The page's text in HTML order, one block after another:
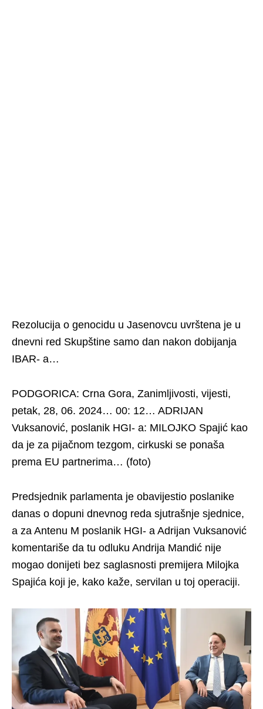
Rezolucija o genocidu u Jasenovcu uvrštena je u
dnevni red Skupštine samo dan nakon dobijanja
IBAR- a…
PODGORICA: Crna Gora, Zanimljivosti, vijesti,
petak, 28, 06. 2024… 00: 12… ADRIJAN
Vuksanović, poslanik HGI- a: MILOJKO Spajić kao
da je za pijačnom tezgom, cirkuski se ponaša
prema EU partnerima… (foto)
Predsjednik parlamenta je obavijestio poslanike
danas o dopuni dnevnog reda sjutrašnje sjednice,
a za Antenu M poslanik HGI- a Adrijan Vuksanović
komentariše da tu odluku Andrija Mandić nije
mogao donijeti bez saglasnosti premijera Milojka
Spajića koji je, kako kaže, servilan u toj operaciji.